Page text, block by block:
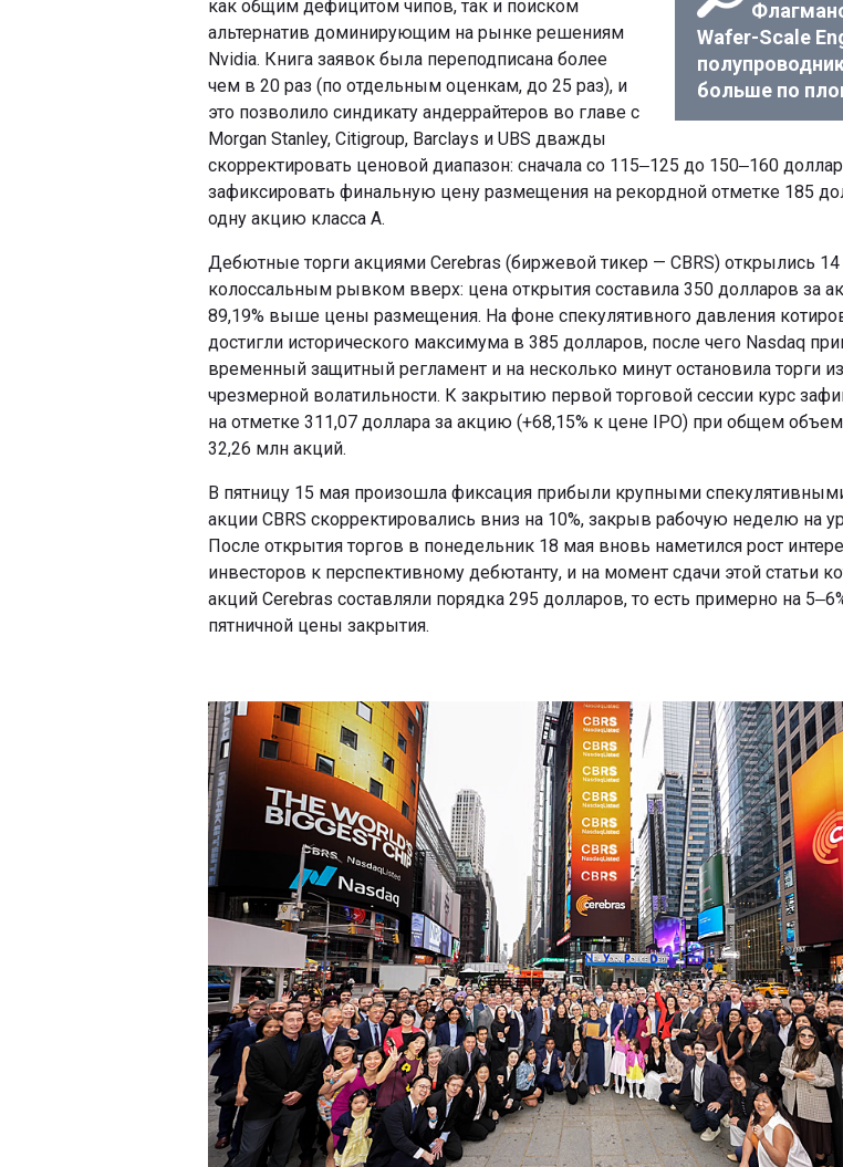
Wafer-Scale
больше по
как общим дефицитом чипов, так и поиском
альтернатив доминирующим на рынке решениям
Nvidia. Книга заявок была переподписана более
чем в 20 раз (по отдельным оценкам, до 25 раз), и
это позволило синдикату андеррайтеров во главе с
Morgan Stanley, Citigroup, Barclays и UBS дважды
скорректировать ценовой диапазон: сначала со 115‒125 до 150‒160
зафиксировать финальную цену размещения на рекордной отметке 185
одну акцию класса A.
Дебютные торги акциями Cerebras (биржевой тикер — CBRS) открылись 14
колоссальным рывком вверх: цена открытия составила 350 долларов за
89,19% выше цены размещения. На фоне спекулятивного давления
достигли исторического максимума в 385 долларов, после чего Nasdaq
временный защитный регламент и на несколько минут остановила торги
чрезмерной волатильности. К закрытию первой торговой сессии курс
на отметке 311,07 доллара за акцию (+68,15% к цене IPO) при общем
32,26 млн акций.
В пятницу 15 мая произошла фиксация прибыли крупными
акции CBRS скорректировались вниз на 10%, закрыв рабочую неделю на
После открытия торгов в понедельник 18 мая вновь наметился рост
инвесторов к перспективному дебютанту, и на момент сдачи этой статьи
акций Cerebras составляли порядка 295 долларов, то есть примерно на
пятничной цены закрытия.